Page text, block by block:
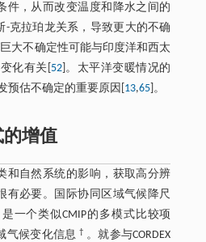
件，从而改变温度和降水之间的
-克拉珀龙关系，导致更大的不确
巨大不确定性可能与印度洋和西太
化有关[ 52]。太平洋变暖情况的
预估不确定的重要原因[ 13,65]。
的增值
和自然系统的影响，获取高分辨
有必要。国际协同区域气候降尺
是一个类似CMIP的多模式比较项
气候变化信息 † 。就参与CORDEX